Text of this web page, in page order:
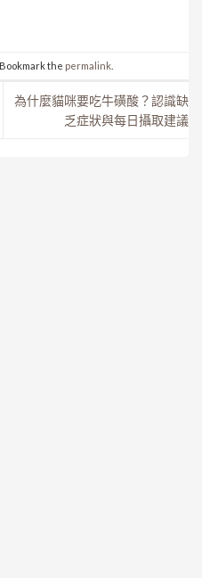
the permalink.
為什麼貓咪要吃牛磺酸？認識缺
乏症狀與每日攝取建議